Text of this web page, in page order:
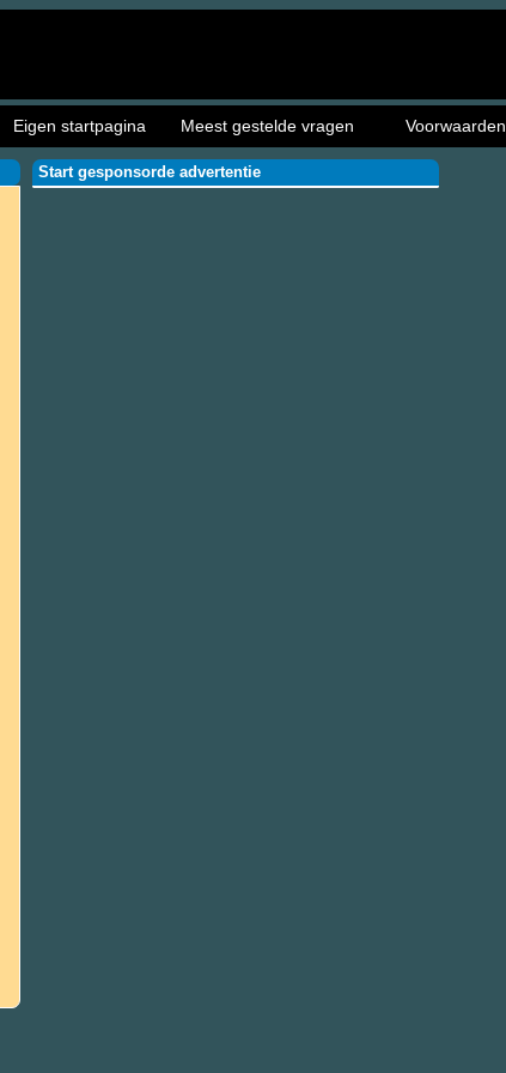
Eigen startpagina Meest gestelde vragen Voorwaarden
Start gesponsorde advertentie